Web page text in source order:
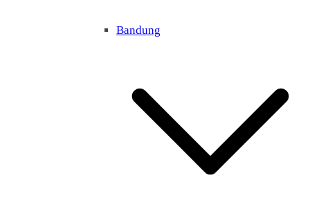
Bandung